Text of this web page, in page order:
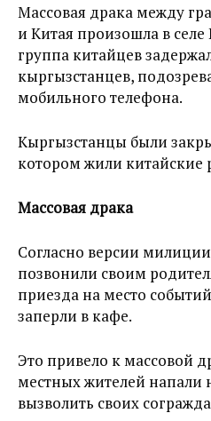
Массовая драка между
и Китая произошла в
группа китайцев
кыргызстанцев,
мобильного телефона.
Кыргызстанцы были
котором жили китайские
Массовая драка
Согласно версии
позвонили своим
приезда на место
заперли в кафе.
Это привело к массовой
местных жителей напали
вызволить своих